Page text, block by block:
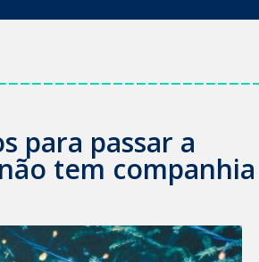
para passar a
tem companhia